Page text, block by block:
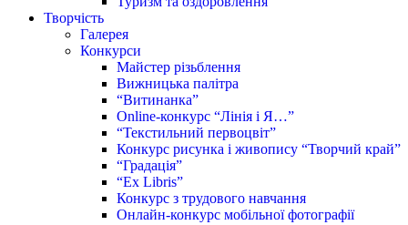
Творчість
Галерея
Конкурси
Майстер різьблення
Вижницька палітра
“Витинанка”
Online-конкурс “Лінія і Я…”
“Текстильний первоцвіт”
Конкурс рисунка і живопису “Творчий край”
“Градація”
“Ex Libris”
Конкурс з трудового навчання
Онлайн-конкурс мобільної фотографії